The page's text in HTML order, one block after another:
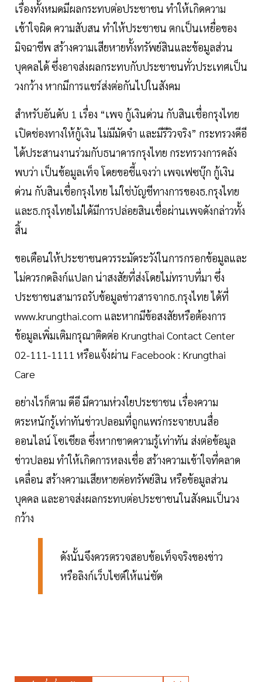
เรื่องทั้งหมดมีผลกระทบต่อประชาชน ทำให้เกิดความ
เข้าใจผิด ความสับสน ทำให้ประชาชน ตกเป็นเหยื่อของ
มิจฉาชีพ สร้างความเสียหายทั้งทรัพย์สินและข้อมูลส่วน
บุคคลได้ ซึ่งอาจส่งผลกระทบกับประชาชนทั่วประเทศเป็น
วงกว้าง หากมีการแชร์ส่งต่อกันไปในสังคม
สำหรับอันดับ 1 เรื่อง “เพจ กู้เงินด่วน กับสินเชื่อกรุงไทย
เปิดช่องทางให้กู้เงิน ไม่มีมัดจำ และมีรีวิวจริง” กระทรวงดีอี
ได้ประสานงานร่วมกับธนาคารกรุงไทย กระทรวงการคลัง
พบว่า เป็นข้อมูลเท็จ โดยขอชี้แจงว่า เพจเฟซบุ๊ก กู้เงิน
ด่วน กับสินเชื่อกรุงไทย ไม่ใช่บัญชีทางการของธ.กรุงไทย
และธ.กรุงไทยไม่ได้มีการปล่อยสินเชื่อผ่านเพจดังกล่าวทั้ง
สิ้น
ขอเตือนให้ประชาชนควรระมัดระวังในการกรอกข้อมูลและ
ไม่ควรกดลิงก์แปลก น่าสงสัยที่ส่งโดยไม่ทราบที่มา ซึ่ง
ประชาชนสามารถรับข้อมูลข่าวสารจากธ.กรุงไทย ได้ที่
www.krungthai.com และหากมีข้อสงสัยหรือต้องการ
ข้อมูลเพิ่มเติมกรุณาติดต่อ Krungthai Contact Center
02-111-1111 หรือแจ้งผ่าน Facebook : Krungthai
Care
อย่างไรก็ตาม ดีอี มีความห่วงใยประชาชน เรื่องความ
ตระหนักรู้เท่าทันข่าวปลอมที่ถูกแพร่กระจายบนสื่อ
ออนไลน์ โซเชียล ซึ่งหากขาดความรู้เท่าทัน ส่งต่อข้อมูล
ข่าวปลอม ทำให้เกิดการหลงเชื่อ สร้างความเข้าใจที่คลาด
เคลื่อน สร้างความเสียหายต่อทรัพย์สิน หรือข้อมูลส่วน
บุคคล และอาจส่งผลกระทบต่อประชาชนในสังคมเป็นวง
กว้าง
ดังนั้นจึงควรตรวจสอบข้อเท็จจริงของข่าว
หรือลิงก์เว็บไซต์ให้แน่ชัด